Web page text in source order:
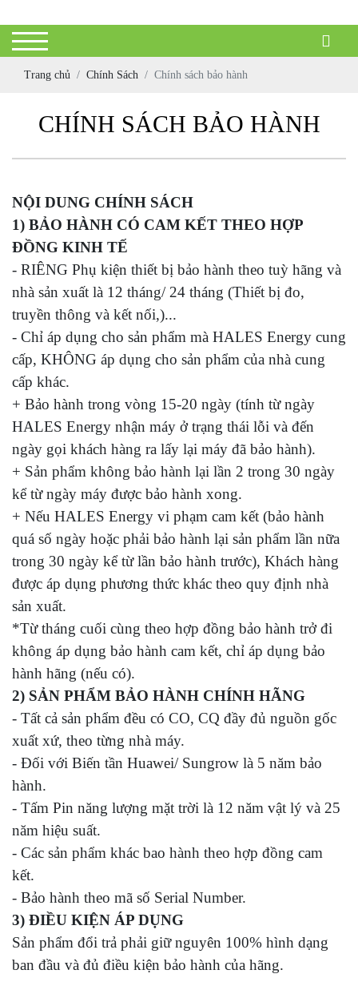
Trang chủ Chính Sách Chính sách bảo hành
CHÍNH SÁCH BẢO HÀNH
NỘI DUNG CHÍNH SÁCH
1) BẢO HÀNH CÓ CAM KẾT THEO HỢP
ĐỒNG KINH TẾ
- RIÊNG Phụ kiện thiết bị bảo hành theo tuỳ hãng và
nhà sản xuất là 12 tháng/ 24 tháng (Thiết bị đo,
truyền thông và kết nối,)...
- Chỉ áp dụng cho sản phẩm mà HALES Energy cung
cấp, KHÔNG áp dụng cho sản phẩm của nhà cung
cấp khác.
+ Bảo hành trong vòng 15-20 ngày (tính từ ngày
HALES Energy nhận máy ở trạng thái lỗi và đến
ngày gọi khách hàng ra lấy lại máy đã bảo hành).
+ Sản phẩm không bảo hành lại lần 2 trong 30 ngày
kể từ ngày máy được bảo hành xong.
+ Nếu HALES Energy vi phạm cam kết (bảo hành
quá số ngày hoặc phải bảo hành lại sản phẩm lần nữa
trong 30 ngày kể từ lần bảo hành trước), Khách hàng
được áp dụng phương thức khác theo quy định nhà
sản xuất.
*Từ tháng cuối cùng theo hợp đồng bảo hành trở đi
không áp dụng bảo hành cam kết, chỉ áp dụng bảo
hành hãng (nếu có).
2) SẢN PHẨM BẢO HÀNH CHÍNH HÃNG
- Tất cả sản phẩm đều có CO, CQ đầy đủ nguồn gốc
xuất xứ, theo từng nhà máy.
- Đối với Biến tần Huawei/ Sungrow là 5 năm bảo
hành.
- Tấm Pin năng lượng mặt trời là 12 năm vật lý và 25
năm hiệu suất.
- Các sản phẩm khác bao hành theo hợp đồng cam
kết.
- Bảo hành theo mã số Serial Number.
3) ĐIỀU KIỆN ÁP DỤNG
Sản phẩm đổi trả phải giữ nguyên 100% hình dạng
ban đầu và đủ điều kiện bảo hành của hãng.